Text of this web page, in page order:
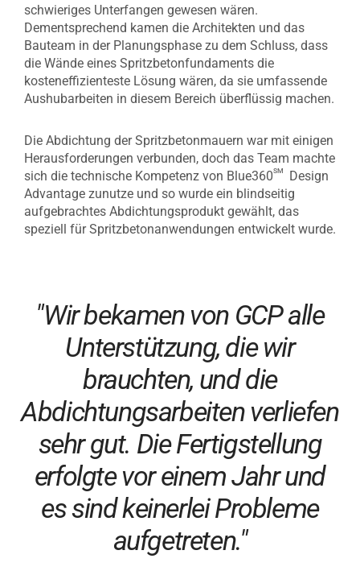
schwieriges Unterfangen gewesen wären.
Dementsprechend kamen die Architekten und das
Bauteam in der Planungsphase zu dem Schluss, dass
die Wände eines Spritzbetonfundaments die
kosteneffizienteste Lösung wären, da sie umfassende
Aushubarbeiten in diesem Bereich überflüssig machen.
Die Abdichtung der Spritzbetonmauern war mit einigen
Herausforderungen verbunden, doch das Team machte
sich die technische Kompetenz von Blue360sm
Design
Advantage zunutze und so wurde ein blindseitig
aufgebrachtes Abdichtungsprodukt gewählt, das
speziell für Spritzbetonanwendungen entwickelt wurde.
"Wir bekamen von GCP alle
Unterstützung, die wir
brauchten, und die
Abdichtungsarbeiten verliefen
sehr gut. Die Fertigstellung
erfolgte vor einem Jahr und
es sind keinerlei Probleme
aufgetreten."